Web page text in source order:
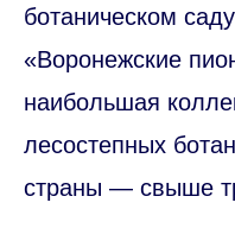
ботаническом
«Воронежские
наибольшая
лесостепных
страны — свыше